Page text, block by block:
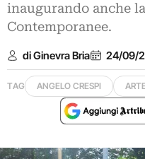
inaugurando anche
Contemporanee.
di Ginevra Bria 24/09/
TAG ANGELO CRESPI